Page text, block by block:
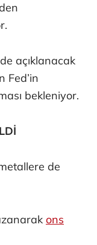
açıklanacak
Fed’in
bekleniyor.
de
ons